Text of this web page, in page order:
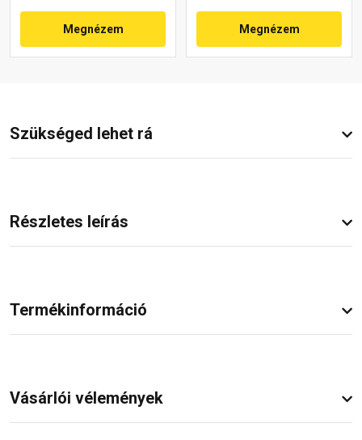
Megnézem Megnézem
Szükséged lehet rá
Részletes leírás
Termékinformáció
Vásárlói vélemények